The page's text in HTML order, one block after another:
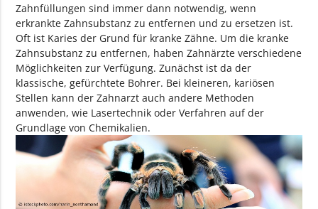
Zahnfüllungen sind immer dann notwendig, wenn
erkrankte Zahnsubstanz zu entfernen und zu ersetzen ist.
Oft ist Karies der Grund für kranke Zähne. Um die kranke
Zahnsubstanz zu entfernen, haben Zahnärzte verschiedene
Möglichkeiten zur Verfügung. Zunächst ist da der
klassische, gefürchtete Bohrer. Bei kleineren, kariösen
Stellen kann der Zahnarzt auch andere Methoden
anwenden, wie Lasertechnik oder Verfahren auf der
Grundlage von Chemikalien.